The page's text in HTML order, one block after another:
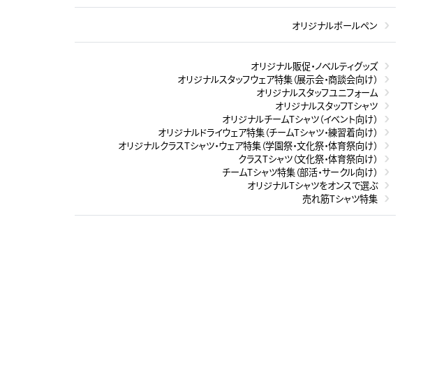
オリジナルボールペン
オリジナル販促・ノベルティグッズ
オリジナルスタッフウェア特集（展示会・商談会向け）
オリジナルスタッフユニフォーム
オリジナルスタッフTシャツ
オリジナルチームTシャツ（イベント向け）
オリジナルドライウェア特集（チームTシャツ・練習着向け）
オリジナルクラスTシャツ・ウェア特集（学園祭・文化祭・体育祭向け）
クラスTシャツ（文化祭・体育祭向け）
チームTシャツ特集（部活・サークル向け）
オリジナルTシャツをオンスで選ぶ
売れ筋Tシャツ特集